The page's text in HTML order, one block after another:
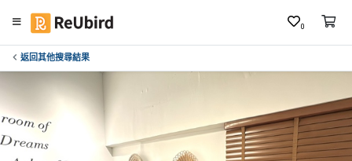
0
返回其他搜尋結果
繁
E
N